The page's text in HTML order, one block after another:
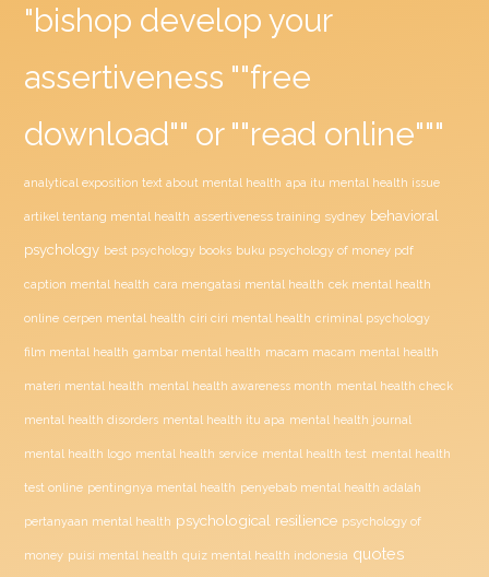
"bishop develop your
assertiveness ""free
download"" or ""read online"""
analytical exposition text about mental health apa itu mental health issue
artikel tentang mental health assertiveness training sydney behavioral
psychology best psychology books buku psychology of money pdf
caption mental health cara mengatasi mental health cek mental health
online cerpen mental health ciri ciri mental health criminal psychology
film mental health gambar mental health macam macam mental health
materi mental health mental health awareness month mental health check
mental health disorders mental health itu apa mental health journal
mental health logo mental health service mental health test mental health
test online pentingnya mental health penyebab mental health adalah
pertanyaan mental health psychological resilience psychology of
money puisi mental health quiz mental health indonesia quotes